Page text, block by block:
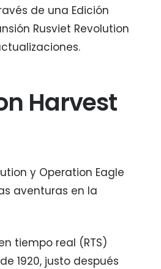
de una Edición
Rusviet Revolution
Harvest
y Operation Eagle
aventuras en la
tiempo real (RTS)
1920, justo después